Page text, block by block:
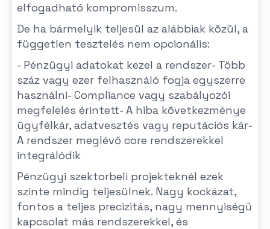
elfogadható kompromisszum.
De ha bármelyik teljesül az alábbiak közül, a
független tesztelés nem opcionális:
- Pénzügyi adatokat kezel a rendszer- Több
száz vagy ezer felhasználó fogja egyszerre
használni- Compliance vagy szabályozói
megfelelés érintett- A hiba következménye
ügyfélkár, adatvesztés vagy reputációs kár-
A rendszer meglévő core rendszerekkel
integrálódik
Pénzügyi szektorbeli projekteknél ezek
szinte mindig teljesülnek. Nagy kockázat,
fontos a teljes precizitás, nagy mennyiségű
kapcsolat más rendszerekkel, és